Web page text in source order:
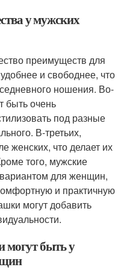
у мужских
преимуществ для
и свободнее, что
ношения. Во-
быть очень
под разные
В-третьих,
женских, что делает их
того, мужские
для женщин,
и практичную
могут добавить
могут быть у